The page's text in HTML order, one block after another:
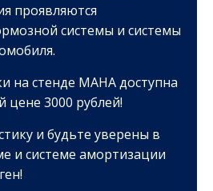
проявляются
системы и системы
на стенде MAHA доступна
цене 3000 рублей!
и будьте уверены в
и системе амортизации